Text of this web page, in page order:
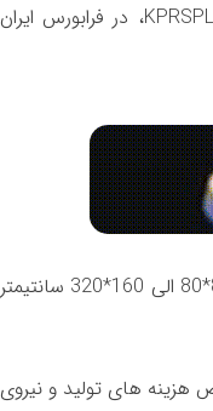
شرکت مجتمع کاشی و سنگ پرسپولیس یزد با سرمایه ثبت شده 6,700,000 ریال، نماد تجاری KPRSPLS، در فرابورس ایران
این طرح با عنوان “پروژه اسلب” از تاریخ 20 دی ماه 1400 به بهره برداری رسیده است و ظرفیت تولید کاشی با ابعاد 80*80 الی 160*320 سانتیمتر
هزینه های تولید و نیروی